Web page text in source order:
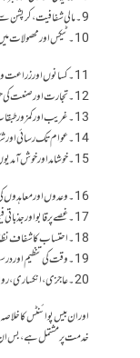
9۔ مالی شفافیت،کرپشن سے پرہیز
10۔ ٹیکس اور محصولات میں اعتدال و توازن
11۔ کسانوں اور زراعت و جنگلات کا تحفظ
12۔ تجارت اور صنعت کی حوصلہ افزائی
13۔ غریب اور کمزور طبقات کی کفالت و محروم طبقات کی فلاح
14۔ عوام تک رسائی اور شکایات کا ازالہ
15۔ خوشامد اور خوش آمدیوں سے بچنا
16۔ وعدوں اور معاہدوں کی پابندی و پاسداری
17۔ غصے پر قابو اور جذباتی فیصلے نہ کرنا۔
18۔ احتساب کا شفاف نظام اور انتقام سے پرہیز
19۔ وقت کی تنظیم اور درست استعمال
20۔ عاجزی، انکساری ،روادی اور سماجی ہم آہنگی
اور ان بیس پوائنٹس کا
خدمت پر مشتمل ہے، بس ان